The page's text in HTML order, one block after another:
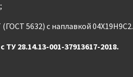
5632) с наплавкой 04Х19Н9С2.
28.14.13-001-37913617-2018.